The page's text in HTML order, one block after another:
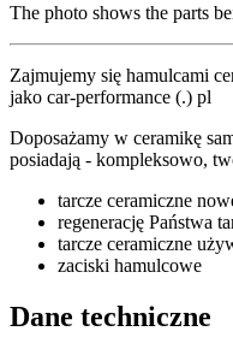
The photo shows the parts
Zajmujemy się hamulcami
jako car-performance (.) pl
Doposażamy w ceramikę
posiadają - kompleksowo,
tarcze ceramiczne
regenerację Państwa
tarcze ceramiczne
zaciski hamulcowe
Dane techniczne